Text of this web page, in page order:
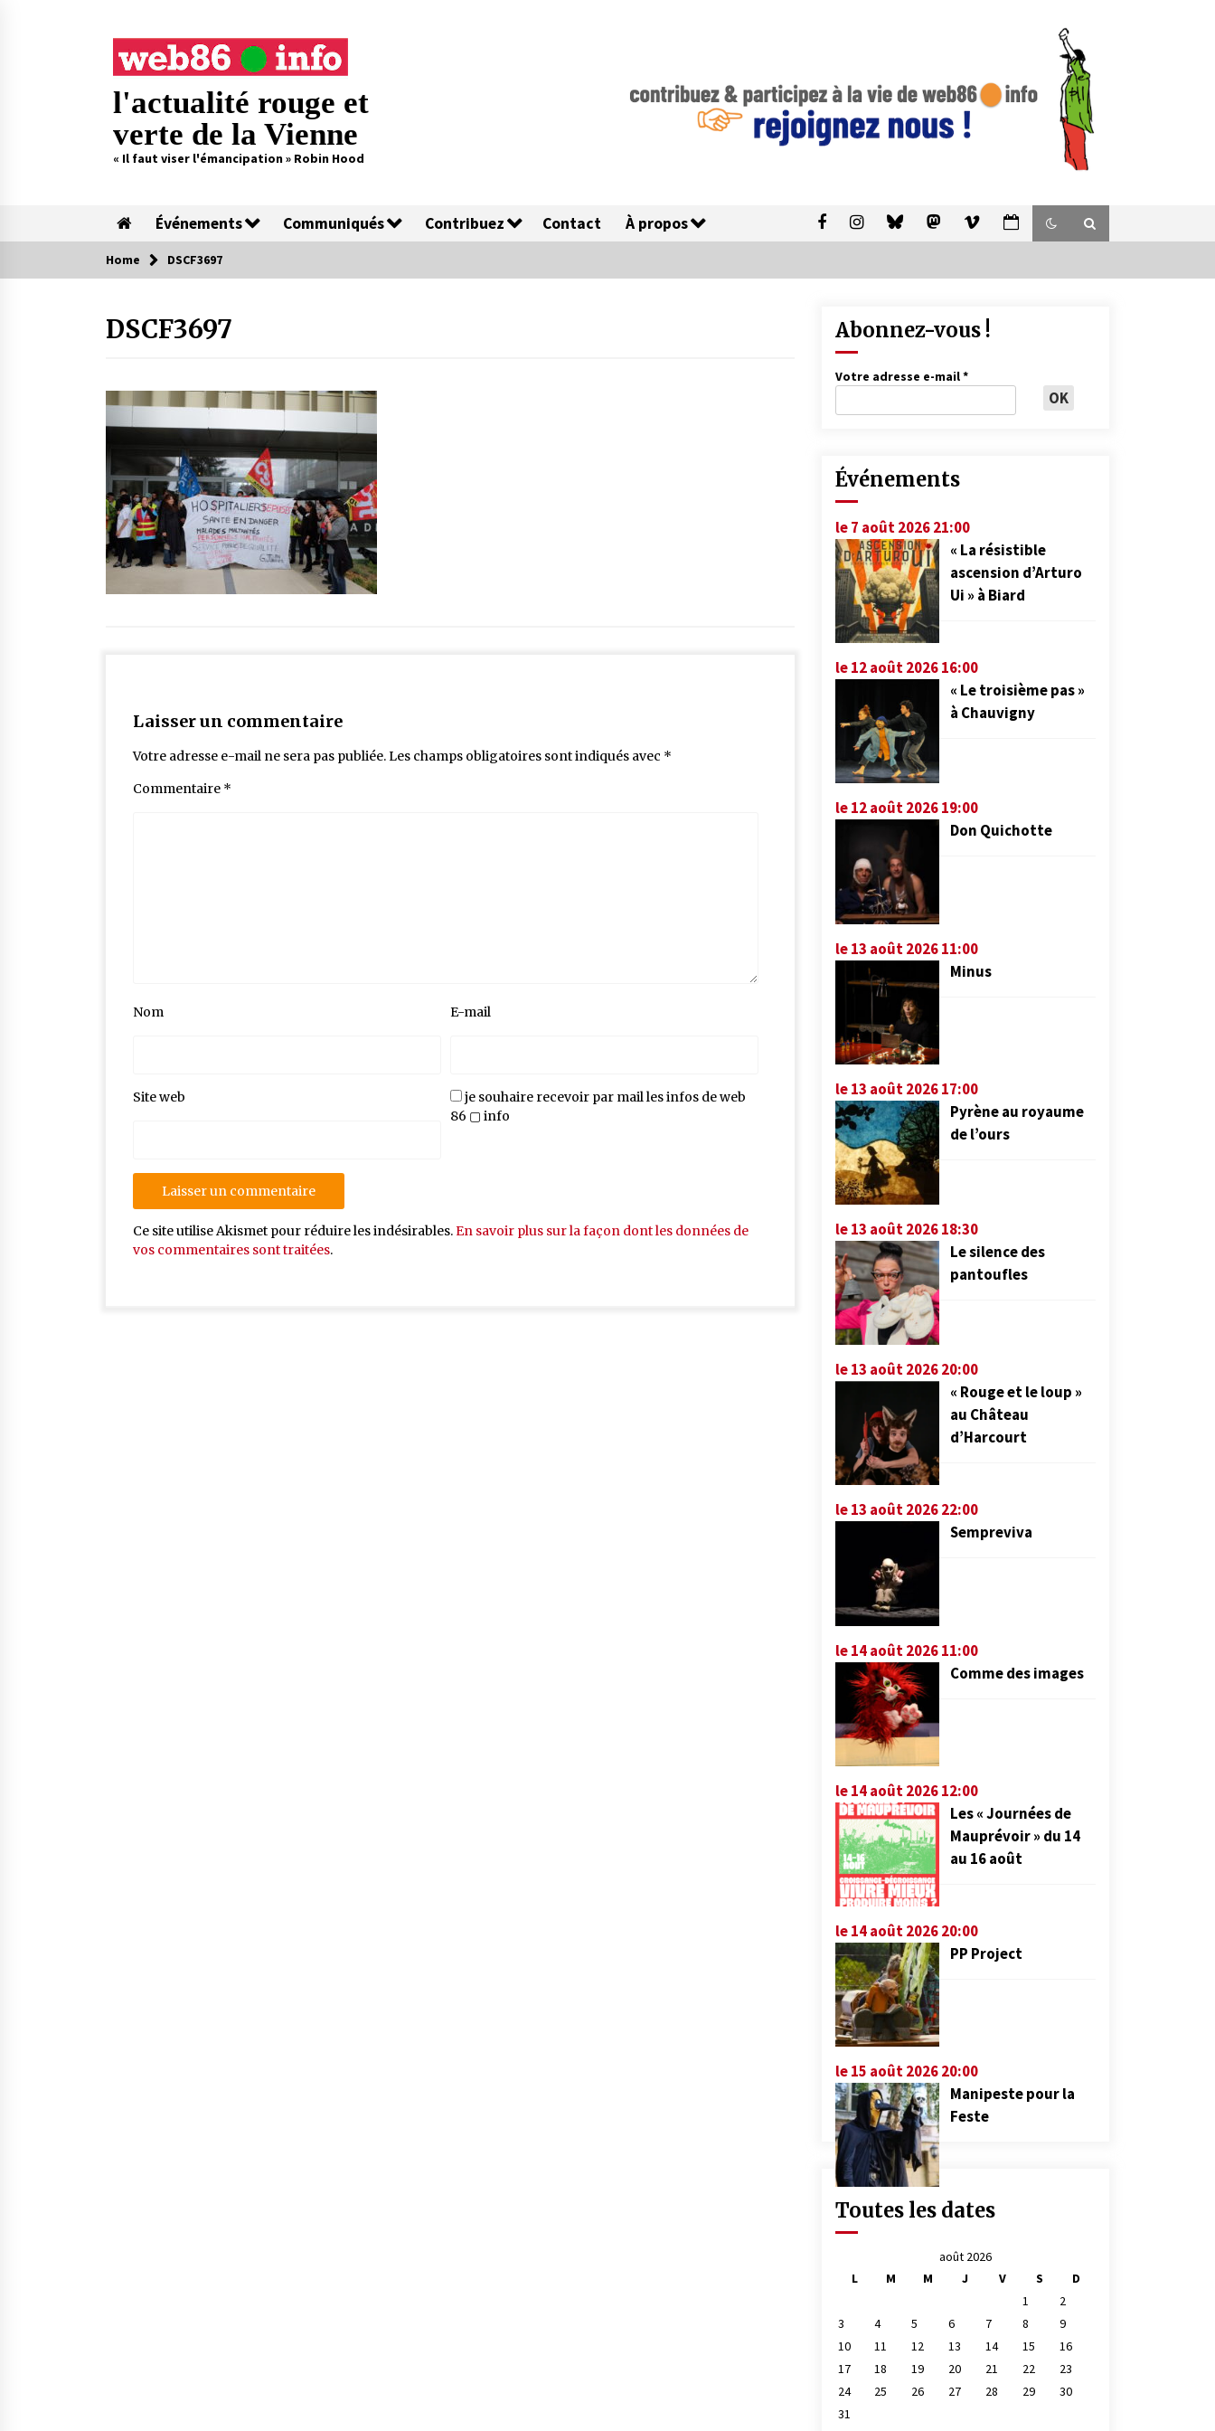
l'actualité rouge et
verte de la Vienne
« Il faut viser l'émancipation » Robin Hood
Événements Communiqués Contribuez Contact À propos
Home DSCF3697
DSCF3697
Laisser un commentaire
Votre adresse e-mail ne sera pas publiée.Les champs obligatoires sont indiqués avec *
Commentaire *
Nom E-mail
Site web
je souhaire recevoir par mail les infos de web
86 ▢ info
Ce site utilise Akismet pour réduire les indésirables.En savoir plus sur la façon dont les données de
vos commentaires sont traitées.
Abonnez-vous !
Votre adresse e-mail*
Événements
le 7 août 2026 21:00
« La résistible
ascension d’Arturo
Ui » à Biard
le 12 août 2026 16:00
« Le troisième pas »
à Chauvigny
le 12 août 2026 19:00
Don Quichotte
le 13 août 2026 11:00
Minus
le 13 août 2026 17:00
Pyrène au royaume
de l’ours
le 13 août 2026 18:30
Le silence des
pantoufles
le 13 août 2026 20:00
« Rouge et le loup »
au Château
d’Harcourt
le 13 août 2026 22:00
Sempreviva
le 14 août 2026 11:00
Comme des images
le 14 août 2026 12:00
Les « Journées de
Mauprévoir » du 14
au 16 août
le 14 août 2026 20:00
PP Project
le 15 août 2026 20:00
Manipeste pour la
Feste
Toutes les dates
août 2026
L
M M J V S
D
1
2
3
4 5 6 7 8
9
10
11 12 13 14 15
16
17
18 19 20 21 22
23
24
25 26 27 28 29
30
31